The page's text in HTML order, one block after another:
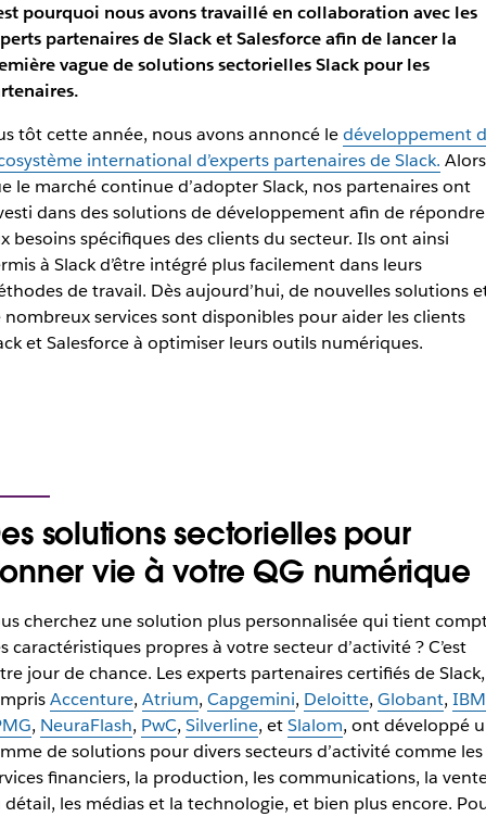
pourquoi nous avons travaillé en collaboration avec les
partenaires de Slack et Salesforce afin de lancer la
vague de solutions sectorielles Slack pour les
tôt cette année, nous avons annoncé ledéveloppement
international d’experts partenaires de Slack. Alors
le marché continue d’adopter Slack, nos partenaires ont
dans des solutions de développement afin de répondre
besoins spécifiques des clients du secteur. Ils ont ainsi
à Slack d’être intégré plus facilement dans leurs
de travail. Dès aujourd’hui, de nouvelles solutions
nombreux services sont disponibles pour aider les clients
et Salesforce à optimiser leurs outils numériques.
solutions sectorielles pour
vie à votre QG numérique
cherchez une solution plus personnalisée qui tient
caractéristiques propres à votre secteur d’activité ? C’est
jour de chance. Les experts partenaires certifiés de
Accenture, Atrium, Capgemini, Deloitte, Globant, IBM
, NeuraFlash, PwC, Silverline, etSlalom, ont développé
de solutions pour divers secteurs d’activité comme les
financiers, la production, les communications, la
détail, les médias et la technologie, et bien plus encore.